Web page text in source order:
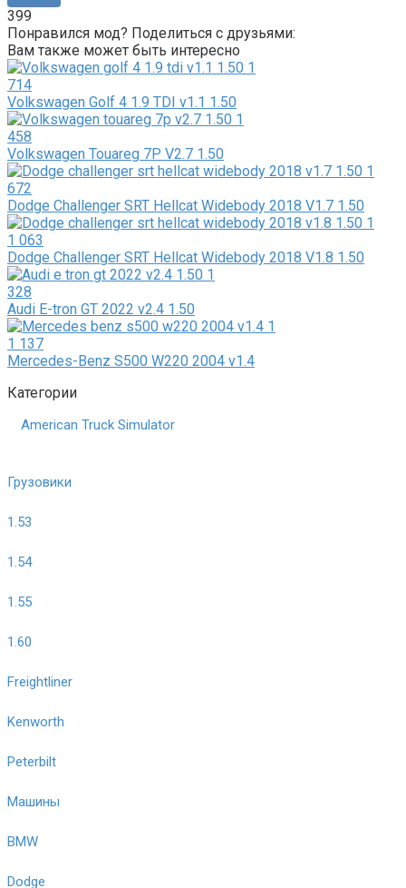
399
Понравился мод? Поделиться с друзьями:
Вам также может быть интересно
714
Volkswagen Golf 4 1.9 TDI v1.1 1.50
458
Volkswagen Touareg 7P V2.7 1.50
672
Dodge Challenger SRT Hellcat Widebody 2018 V1.7 1.50
1 063
Dodge Challenger SRT Hellcat Widebody 2018 V1.8 1.50
328
Audi E-tron GT 2022 v2.4 1.50
1 137
Mercedes-Benz S500 W220 2004 v1.4
Категории
American Truck Simulator
Грузовики
1.53
1.54
1.55
1.60
Freightliner
Kenworth
Peterbilt
Машины
BMW
Dodge